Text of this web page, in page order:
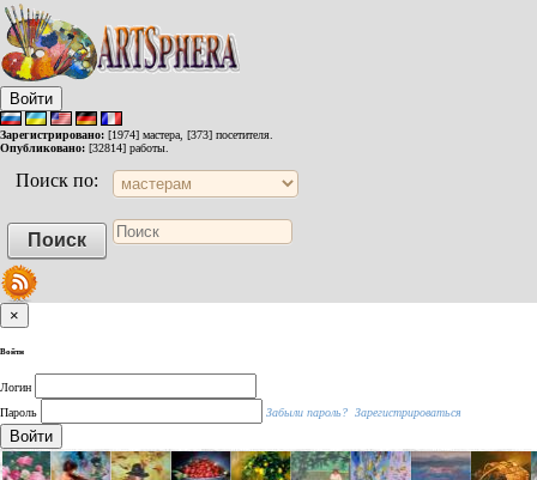
Войти
Зарегистрировано: [1974] мастера, [373] посетителя.
Опубликовано: [32814] работы.
Поиск по:
×
Войти
Логин
Пароль
Забыли пароль? Зарегистрироваться
Войти